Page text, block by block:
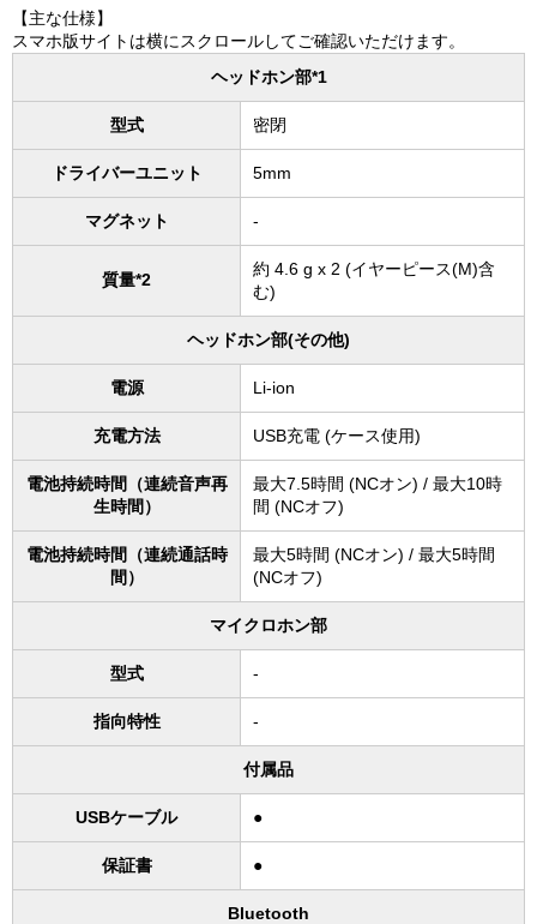
【主な仕様】
スマホ版サイトは横にスクロールしてご確認いただけます。
ヘッドホン部*1
型式 密閉
ドライバーユニット 5mm
マグネット -
質量*2
約 4.6 g x 2 (イヤーピース(M)含
む)
ヘッドホン部(その他)
電源 Li-ion
充電方法 USB充電 (ケース使用)
電池持続時間（連続音声再
生時間）
最大7.5時間 (NCオン) / 最大10時
間 (NCオフ)
電池持続時間（連続通話時
間）
最大5時間 (NCオン) / 最大5時間
(NCオフ)
マイクロホン部
型式 -
指向特性 -
付属品
USBケーブル ●
保証書 ●
Bluetooth